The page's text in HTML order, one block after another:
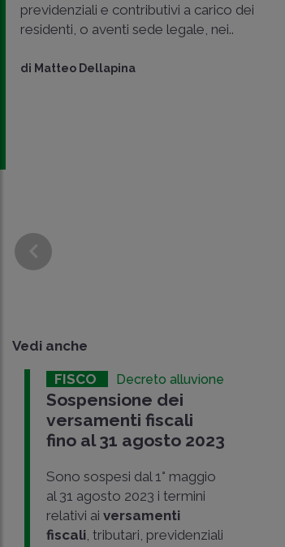
previdenziali e contributivi a carico dei
residenti, o aventi sede legale, nei..
di Matteo Dellapina
Vedi anche
FISCO Decreto alluvione
Sospensione dei
versamenti fiscali
fino al 31 agosto 2023
Sono sospesi dal 1° maggio
al 31 agosto 2023 i termini
relativi aiversamenti
fiscali , tributari, previdenziali